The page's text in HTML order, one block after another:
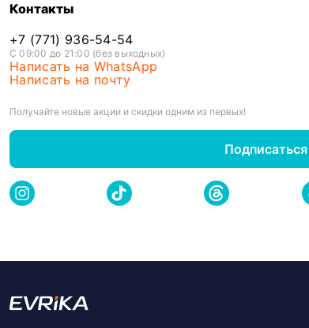
Контакты
+7 (771) 936-54-54
С 09:00 до 21:00 (без выходных)
Написать на WhatsApp
Написать на почту
Получайте новые акции и скидки одним из первых!
Подписаться